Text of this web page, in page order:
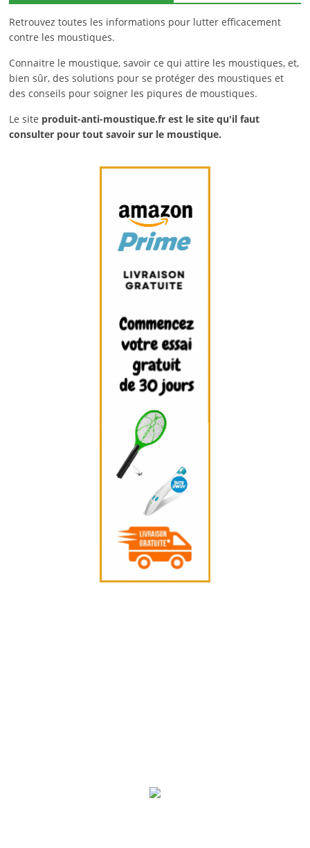
Retrouvez toutes les informations pour lutter efficacement
contre les moustiques.
Connaitre le moustique, savoir ce qui attire les moustiques, et,
bien sûr, des solutions pour se protéger des moustiques et
des conseils pour soigner les piqures de moustiques.
Le site produit-anti-moustique.fr est le site qu'il faut
consulter pour tout savoir sur le moustique.